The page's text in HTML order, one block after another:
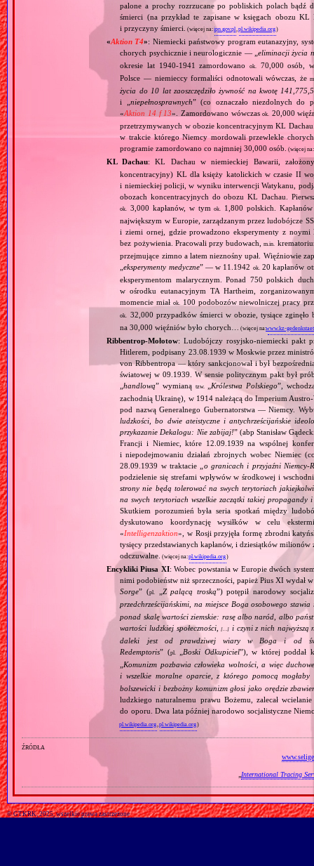
palone a prochy rozrzucane po pobliskich polach bądź
śmierci (na przykład te zapisane w księgach obozu
i przyczyny śmierci.
(więcej na:ipn.gov.pl ,pl.wikipedia.org)
«Aktion T4»: Niemiecki państwowy program eutanazyjny,
chorych psychicznie i neurologicznie — „eliminacji życia
okresie lat 1940‐1941 zamordowanook.
70,000 osób,
Polsce — niemieccy formaliści odnotowali wówczas, że
życia do 10 lat zaoszczędziło żywność na kwotę
i „ niepełnosprawnych” (co oznaczało niezdolnych do
«Aktion 14 f 13». Zamordowano wówczasok.
20,000
przetrzymywanych w obozie koncentracyjnym KL
w trakcie którego Niemcy mordowali przewlekle
programie zamordowano co najmniej 30,000 osób.
(więcej
KL Dachau: KL Dachau w niemieckiej Bawarii,
koncentracyjny) KL dla księży katolickich w czasie II
i niemieckiej policji, w wyniku interwencji Watykanu,
obozach koncentracyjnych do obozu KL Dachau.
ok. 3,000 kapłanów, w tymok.
1,800 polskich.
największym w Europie, zarządzanym przez ludobójcze
i ziemi ornej, gdzie prowadzono eksperymenty z
bez pożywienia. Pracowali przy budowach,m.in.
przejmujące zimno a latem nieznośny upał. Więźniowie
„eksperymenty medyczne” — w 11.1942 ok. 20 kapłanów
eksperymentom malarycznym. Ponad 750 polskich
w ośrodku eutanacyjnym TA Hartheim,
momencie miałok. 100 podobozów niewolniczej pracy
ok.
32,000 przypadków śmierci w obozie, tysiące
na 30,000 więźniów było chorych…
(więcej na:www.kz-
Ribbentrop‐Mołotow: Ludobójczy rosyjsko‐niemiecki pakt
Hitlerem, podpisany 23.08.1939 w Moskwie przez
von Ribbentropa — który sankcjonował i był
światowej w 09.1939. W sensie politycznym pakt był
„handlową” wymianą tzw. Królestwa Polskiego”,
zachodnią Ukrainę), w 1914 należącą do Imperium
pod nazwą Generalnego Gubernatorstwa — Niemcy.
ludzkości, bo dwie ateistyczne i antychrześcijańskie
przykazanie Dekalogu: Nie zabijaj!” (abp Stanisław
Francji i Niemiec, które 12.09.1939 na wspólnej
i niepodejmowaniu działań zbrojnych wobec Niemiec
28.09.1939 w traktacie „ o granicach i przyjaźni
podzielenie się strefami wpływów w środkowej i
strony nie będą tolerować na swych terytoriach
na swych terytoriach wszelkie zaczątki takiej
Skutkiem porozumień była seria spotkań między
dyskutowano koordynację wysiłków w celu
«Intelligenzaktion», w Rosji przyjęła formę zbrodni
tysięcy przedstawianych kapłanów, i dziesiątków
odczuwalne. (więcej na:pl.wikipedia.org)
Encykliki Piusa XI: Wobec powstania w Europie dwóch
nimi podobieństw niż sprzeczności, papież Pius XI
Sorge” (pl. Z palącą troską”) potępił narodowy
przedchrześcijańskimi, na miejsce Boga osobowego
ponad skalę wartości ziemskie: rasę albo naród, albo
wartości ludzkiej społeczności,[…] i czyni z nich najwyższą
daleki jest od prawdziwej wiary w Boga i od
Redemptoris” (pl. Boski Odkupiciel”), w której poddał
Komunizm pozbawia człowieka wolności, a więc
i wszelkie moralne oparcie, z którego pomocą
bolszewicki i bezbożny komunizm głosi jako orędzie
ludzkiego naturalnemu prawu Bożemu, zalecał
do oporu. Dwa lata później narodowo socjalistyczne
pl.wikipedia.org ,pl.wikipedia.org)
źródła
„International Tracing
© GTKRK, 2025, wszelkie prawa zastrzeżone